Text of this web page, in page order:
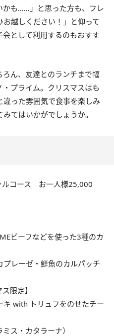
かも……」と思った方も、フレ
越しください！」と仰って
として利用するのもおすす
ん、友達とのランチまで幅
プライム。クリスマスはも
った雰囲気で食事を楽しみ
てはいかがでしょうか。
ルコース お一人様25,000
ビーフなどを使った3種のカ
プレーゼ・鮮魚のカルパッチ
限定】
キ with トリュフをのせたチー
ス・カタラーナ）